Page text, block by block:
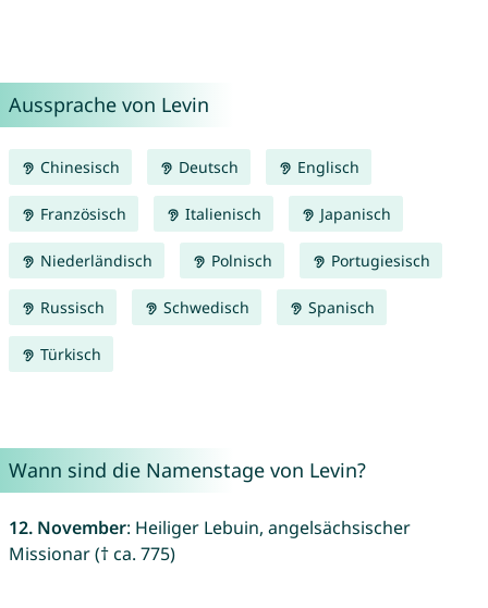
Aussprache von Levin
Chinesisch Deutsch Englisch
Französisch Italienisch Japanisch
Niederländisch Polnisch Portugiesisch
Russisch Schwedisch Spanisch
Türkisch
Wann sind die Namenstage von Levin?
12. November: Heiliger Lebuin, angelsächsischer
Missionar († ca. 775)